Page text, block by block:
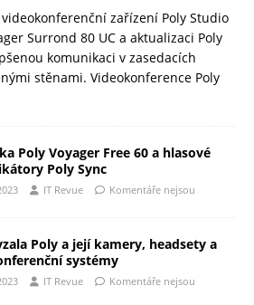
zařízení Poly Studio
Surrond 80 UC a aktualizaci Poly
komunikaci v zasedacích
stěnami. Videokonference Poly
Poly Voyager Free 60 a hlasové
Poly Sync
IT Revue
Komentáře nejsou
Poly a její kamery, headsety a
systémy
IT Revue
Komentáře nejsou